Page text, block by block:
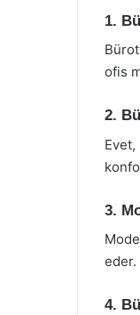
1.
ofis
2.
Evet,
3.
eder.
4.